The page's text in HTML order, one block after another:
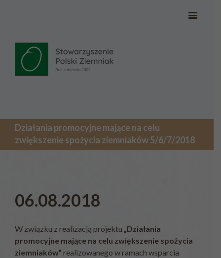
Działania promocyjne mające na celu
zwiększenie spożycia ziemniaków 5/6/7/2018
06.08.2018
W związku z realizacją projektu „Działania
promocyjne mające na celu zwiększenie spożycia
ziemniaków” realizowanego w ramach wsparcia